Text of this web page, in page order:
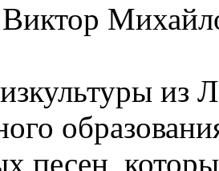
Виктор
из
песен,